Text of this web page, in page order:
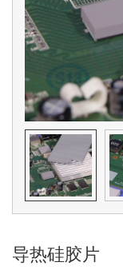
导热硅胶片